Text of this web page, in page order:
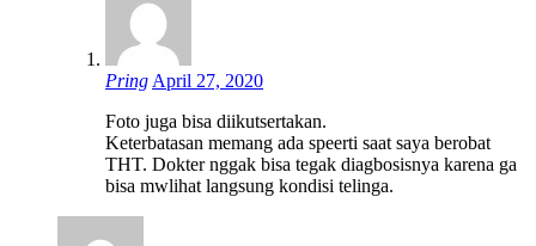
PringApril 27, 2020
Foto juga bisa diikutsertakan.
Keterbatasan memang ada speerti saat saya berobat
THT. Dokter nggak bisa tegak diagbosisnya karena ga
bisa mwlihat langsung kondisi telinga.